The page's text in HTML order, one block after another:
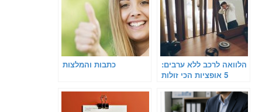
כתבות והמלצות
הלוואה לרכב ללא ערבים:
5 אופציות הכי זולות